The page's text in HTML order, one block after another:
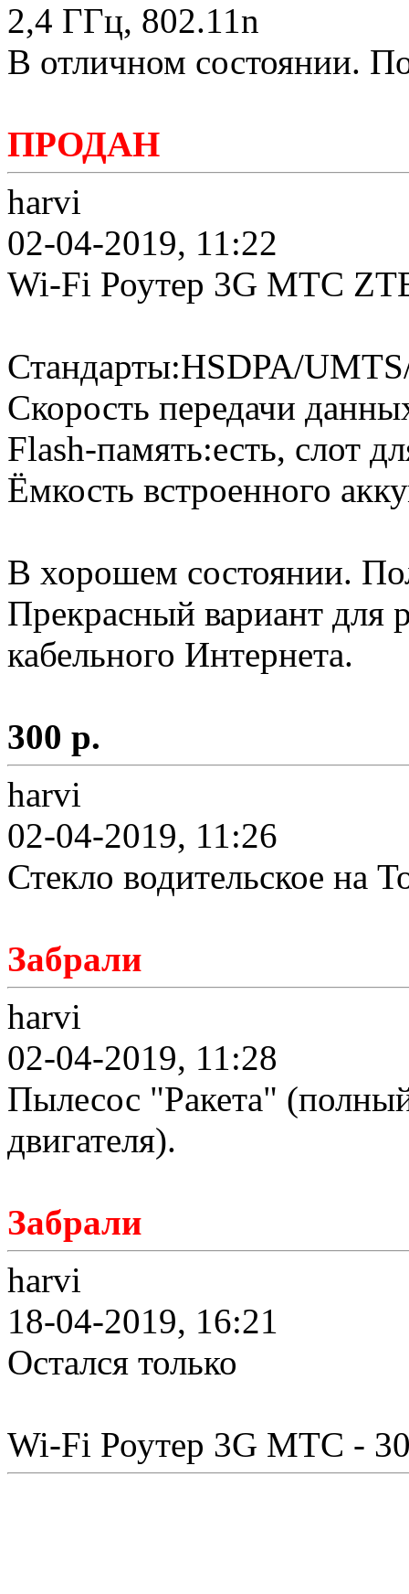
2,4 ГГц, 802.11n
В отличном состоянии.
ПРОДАН
harvi
02-04-2019, 11:22
Wi-Fi Роутер 3G МТС
Стандарты:HSDPA/
Скорость передачи
Flash-память:есть, слот
Ёмкость встроенного
В хорошем состоянии.
Прекрасный вариант для
кабельного Интернета.
300 р.
harvi
02-04-2019, 11:26
Стекло водительское на
Забрали
harvi
02-04-2019, 11:28
Пылесос "Ракета"
двигателя).
Забрали
harvi
18-04-2019, 16:21
Остался только
Wi-Fi Роутер 3G МТС -